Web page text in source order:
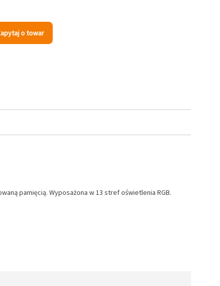
o towar
pamięcią. Wyposażona w 13 stref oświetlenia RGB.